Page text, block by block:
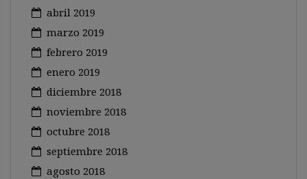
abril 2019
marzo 2019
febrero 2019
enero 2019
diciembre 2018
noviembre 2018
octubre 2018
septiembre 2018
agosto 2018